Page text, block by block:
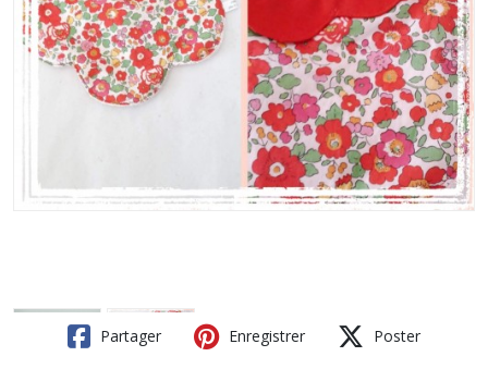
Partager Enregistrer Poster